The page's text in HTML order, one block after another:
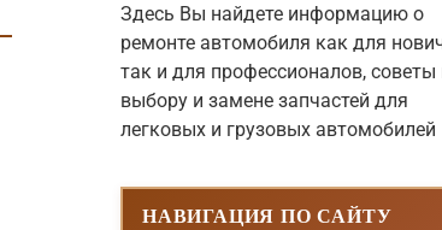
Здесь Вы найдете информацию о
ремонте автомобиля как для
так и для профессионалов, советы
выбору и замене запчастей для
легковых и грузовых автомобилей
НАВИГАЦИЯ ПО САЙТУ